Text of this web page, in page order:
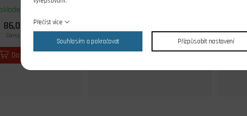
skladem 1 ks
86,00 Kč
Cena s DPH
Do košíku Do košíku
Přečíst více
Souhlasím a pokračovat Přizpůsobit nastavení